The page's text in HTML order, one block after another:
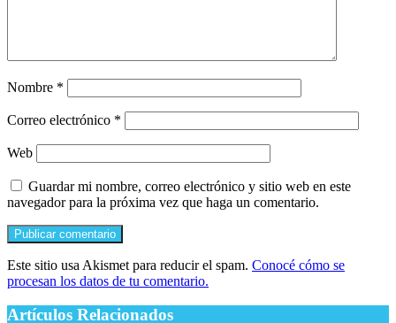
navegador para la próxima vez que haga un comentario.
procesan los datos de tu comentario.
Artículos Relacionados